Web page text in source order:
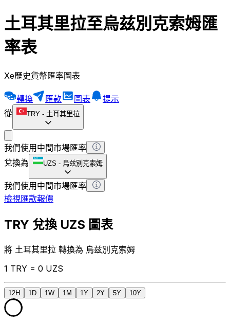
土耳其里拉至烏兹別克索姆匯
率表
Xe歷史貨幣匯率圖表
轉換 匯款 圖表
提示
從
TRY - 土耳其里拉
我們使用中間市場匯率
兌換為
UZS - 烏兹別克索姆
我們使用中間市場匯率
檢視匯款報價
TRY 兌換 UZS 圖表
將 土耳其里拉 轉換為 烏兹別克索姆
1 TRY = 0 UZS
12H 1D 1W 1M 1Y 2Y 5Y 10Y